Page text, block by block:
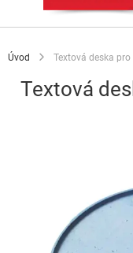
Úvod Textová deska pro
Textová